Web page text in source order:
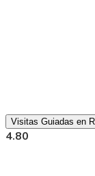
Visitas Guiadas en
4.80